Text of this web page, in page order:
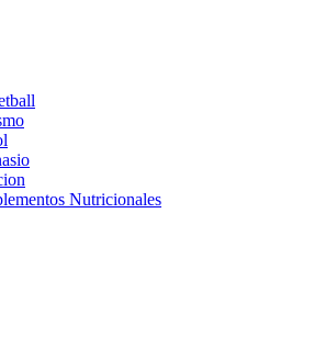
Nutricionales